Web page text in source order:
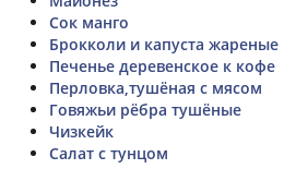
Сок манго
Брокколи и капуста жареные
Печенье деревенское к кофе
Перловка,тушёная с мясом
Говяжьи рёбра тушёные
Чизкейк
Салат с тунцом